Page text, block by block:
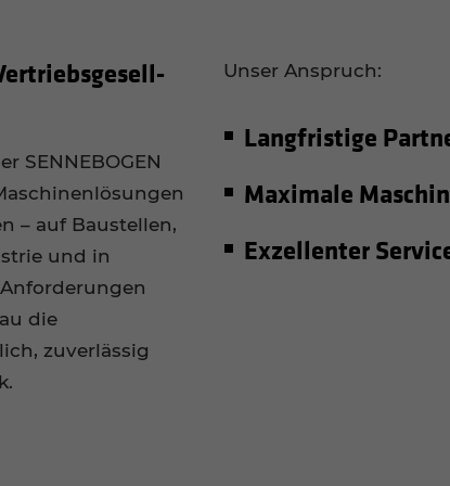
SENNEBOGEN
– auf Baustellen,
und in
die
zuverlässig
Unser Anspruch:
Lang­fris­ti­ge
Maxi­ma­le
Exzel­len­ter